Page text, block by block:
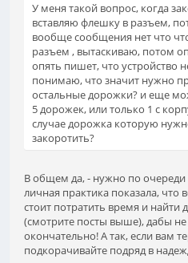
У меня такой вопрос, когда
вставляю флешку в разъем,
вообще сообщения нет что
разъем , вытаскиваю, потом
опять пишет, что устройство
понимаю, что значит нужно
остальные дорожки? и еще
5 дорожек, или только 1 с
случае дорожка которую
закоротить?
В общем да, - нужно по очереди
личная практика показала, что
стоит потратить время и найти
(смотрите посты выше), дабы
окончательно! А так, если вам
подкорачивайте подряд в